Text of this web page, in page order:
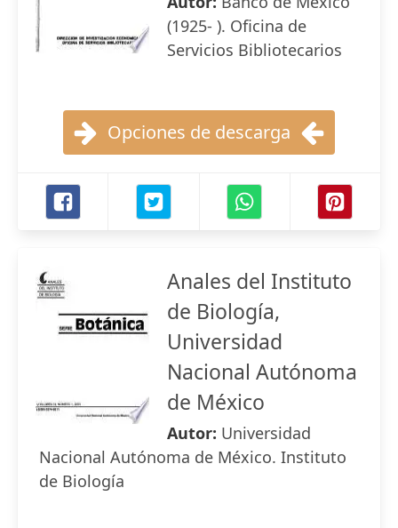
(1925- ). Oficina de
Servicios Bibliotecarios
Opciones de descarga
Anales del Instituto
de Biología,
Universidad
Nacional Autónoma
de México
Autor: Universidad
Nacional Autónoma de México. Instituto
de Biología